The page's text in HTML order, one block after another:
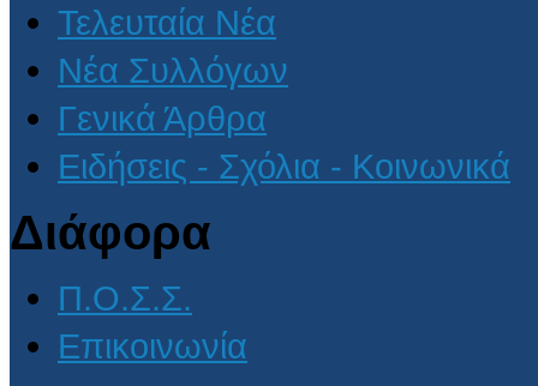
Τελευταία Νέα
Νέα Συλλόγων
Γενικά Άρθρα
Ειδήσεις - Σχόλια - Κοινωνικά
Διάφορα
Π.Ο.Σ.Σ.
Επικοινωνία